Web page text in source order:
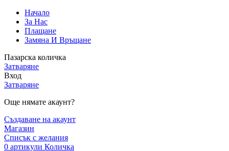
Начало
За Нас
Плащане
Замяна И Връщане
Пазарска количка
Затваряне
Вход
Затваряне
Още нямате акаунт?
Създаване на акаунт
Магазин
Списък с желания
0 артикули Количка